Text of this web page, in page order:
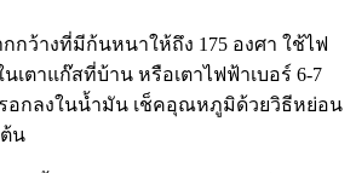
กว้างที่มีก้นหนาให้ถึง 175 องศา ใช้ไฟ
เตาแก๊สที่บ้าน หรือเตาไฟฟ้าเบอร์ 6-7
อกลงในน้ำมัน เช็คอุณหภูมิด้วยวิธีหย่อน
น